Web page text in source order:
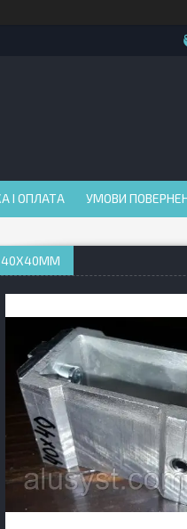
І ОПЛАТА УМОВИ
40Х40ММ